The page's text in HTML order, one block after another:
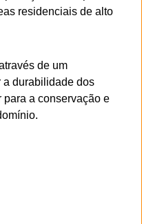
residenciais de alto
de um
a durabilidade dos
para a conservação e